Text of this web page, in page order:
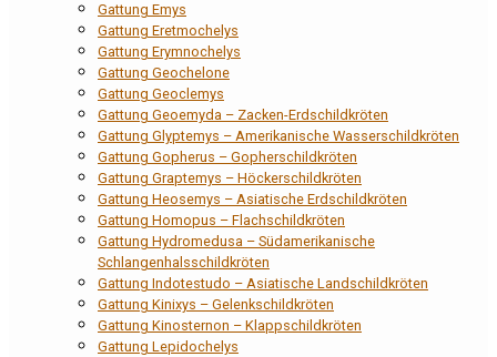
Gattung Emys
Gattung Eretmochelys
Gattung Erymnochelys
Gattung Geochelone
Gattung Geoclemys
Gattung Geoemyda – Zacken-Erdschildkröten
Gattung Glyptemys – Amerikanische Wasserschildkröten
Gattung Gopherus – Gopherschildkröten
Gattung Graptemys – Höckerschildkröten
Gattung Heosemys – Asiatische Erdschildkröten
Gattung Homopus – Flachschildkröten
Gattung Hydromedusa – Südamerikanische
Schlangenhalsschildkröten
Gattung Indotestudo – Asiatische Landschildkröten
Gattung Kinixys – Gelenkschildkröten
Gattung Kinosternon – Klappschildkröten
Gattung Lepidochelys